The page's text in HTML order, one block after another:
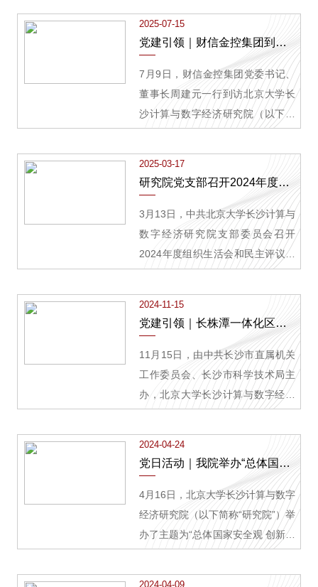
2025-07-15
党建引领｜财信金控集团到访我院开展联学联建主题党日活动
7月9日，财信金控集团党委书记、
董事长周建元一行到访北京大学长
沙计算与数字经济研究院（以下简
机关第二党支部、财信产业基金第
究院党支部，共同开展“党建引领聚
合力，金融护航创业路”联学联建主
题党日活动。双方就党建引领、产
学研融合、金融支持科创等议题进
行交流，并现场调研由研究院孵化
的大学生创新创业企业。
2025-03-17
研究院党支部召开2024年度组织生活会和民主评议党员大会
3月13日，中共北京大学长沙计算与
数字经济研究院支部委员会召开
2024年度组织生活会和民主评议党
时代先锋”主题党日活动。
2024-11-15
党建引领｜长株潭一体化区域机关党建协作“党建引领 创新共赢”活动在我院举行
11月15日，由中共长沙市直属机关
工作委员会、长沙市科学技术局主
办，北京大学长沙计算与数字经济
长株潭一体化区域机关党建协作“党
行，长株潭三市机关工委、科技部
门携手，搭建新载体，探索新路
径，寻求新突破。活动现场，长株
潭三市科技局共同发布首批100项最
科技工作者信息服务之家获授牌。
2024-04-24
党日活动｜我院举办“总体国家安全观 创新引领10周年”主题党日活动
4月16日，北京大学长沙计算与数字
经济研究院（以下简称“研究院”）举
办了主题为“总体国家安全观 创新引
动旨在深入学习贯彻习近平总书记
2024-04-09